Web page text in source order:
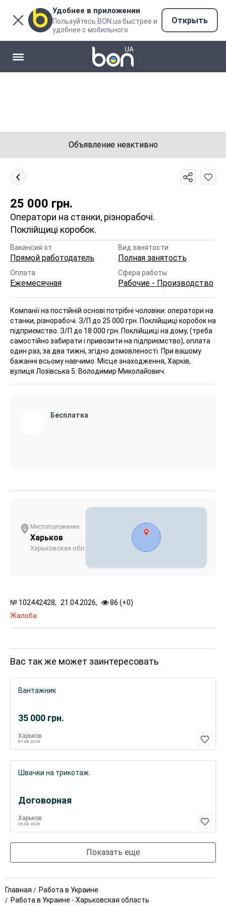
Удобнее в приложении
Пользуйтесь BON.ua быстрее и
удобнее с мобильного
Открыть
Объявление неактивно
25 000 грн.
Оператори на станки, різнорабочі.
Поклійщиці коробок.
Вакансия от
Прямой работодатель
Вид занятости
Полная занятость
Оплата
Ежемесячная
Сфера работы
Рабочие - Производство
Компанії на постійній основі потрібні чоловіки: оператори на
станки, різнорабочі. З/П до 25 000 грн. Поклійщиці коробок на
підприємство. З/П до 18 000 грн. Поклійщиці на дому, (треба
самостійно забирати і привозити на підприємство), оплата
один раз, за два тижні, згідно домовленості. При вашому
бажанні всьому навчимо. Місце знаходження, Харків,
вулиця Лозівська 5. Володимир Миколайович.
№ 102442428, 21.04.2026, 86 (+0)
Жалоба
Бесплатка
Местоположение
Харьков
Харьковская обл.
Вас так же может заинтересовать
35 000 грн.
Вантажник
Харьков
07.08.2026
Договорная
Швачки на трикотаж.
Харьков
05.08.2026
Показать еще
Главная
Работа в Украине
Работа в Украине - Харьковская область